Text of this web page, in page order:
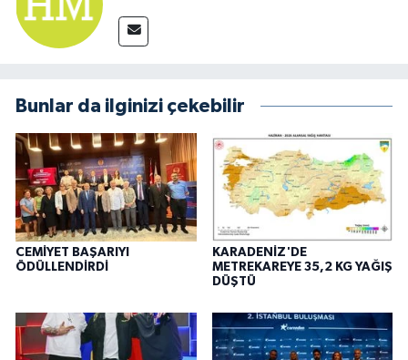
Bunlar da ilginizi çekebilir
CEMİYET BAŞARIYI
ÖDÜLLENDİRDİ
KARADENİZ'DE
METREKAREYE 35,2 KG YAĞIŞ
DÜŞTÜ